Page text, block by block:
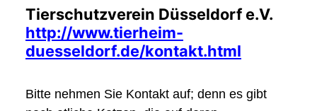
Tierschutzverein Düsseldorf e.V.
http://www.tierheim-
duesseldorf.de/kontakt.html
Bitte nehmen Sie Kontakt auf; denn es gibt